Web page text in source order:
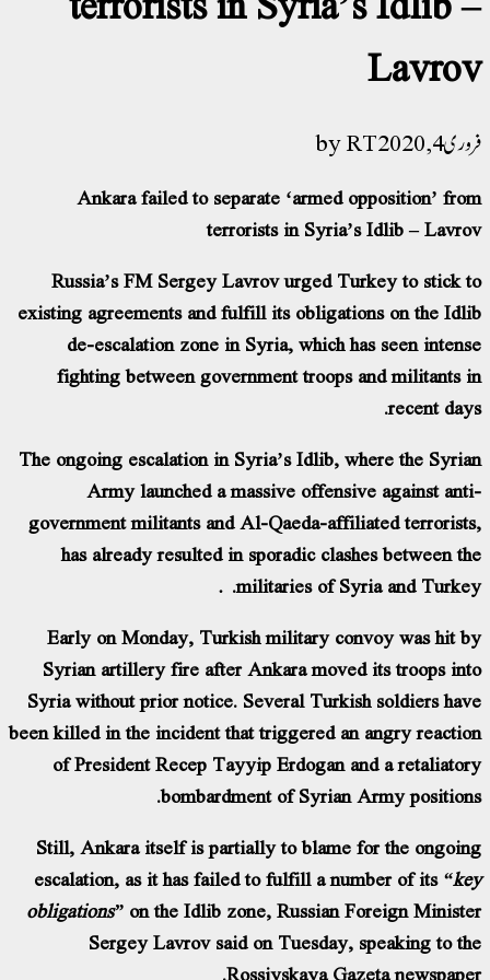
2020
RT
Ankara failed to separate ‘armed opposition’
terrorists in Syria’s Idlib –
Russia’s FM Sergey Lavrov urged Turkey to stick
existing agreements and fulfill its obligations on the
de-escalation zone in Syria, which has seen
fighting between government troops and militants
recent
The ongoing escalation in Syria’s Idlib, where the
Army launched a massive offensive against
government militants and Al-Qaeda-affiliated
has already resulted in sporadic clashes between
militaries of Syria and
Early on Monday, Turkish military convoy was hit
Syrian artillery fire after Ankara moved its troops
Syria without prior notice. Several Turkish soldiers
been killed in the incident that triggered an angry
of President Recep Tayyip Erdogan and a
bombardment of Syrian Army
Still, Ankara itself is partially to blame for the
escalation, as it has failed to fulfill a number of its
obligations”on the Idlib zone, Russian Foreign
Sergey Lavrov said on Tuesday, speaking to
Rossiyskaya Gazeta